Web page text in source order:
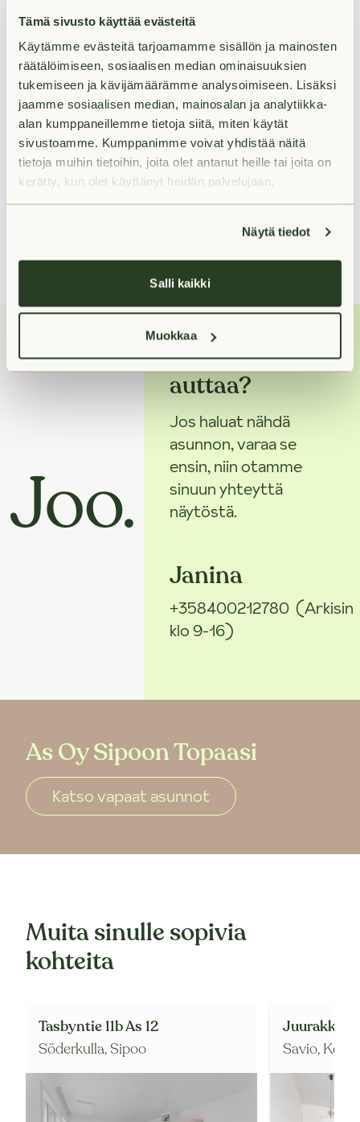
Tämä sivusto käyttää evästeitä
Käytämme evästeitä tarjoamamme sisällön ja mainosten
räätälöimiseen, sosiaalisen median ominaisuuksien
tukemiseen ja kävijämäärämme analysoimiseen. Lisäksi
jaamme sosiaalisen median, mainosalan ja analytiikka-
alan kumppaneillemme tietoja siitä, miten käytät
sivustoamme. Kumppanimme voivat yhdistää näitä
tietoja muihin tietoihin, joita olet antanut heille tai joita on
kerätty, kun olet käyttänyt heidän palvelujaan.
Näytä tiedot
Salli kaikki
Muokkaa
Vuokra
Palvelut lähellä
Miten voin
auttaa?
Jos haluat nähdä
asunnon, varaa se
ensin, niin otamme
sinuun yhteyttä
näytöstä.
Janina
+358400212780 (Arkisin
klo 9-16)
As Oy Sipoon Topaasi
Katso vapaat asunnot
Muita sinulle sopivia
kohteita
Tasbyntie 11b As 12
Söderkulla,Sipoo
Savio,